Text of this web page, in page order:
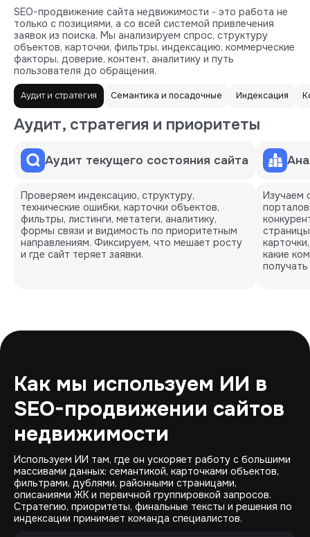
SEO-продвижение сайта недвижимости - это работа не
только с позициями, а со всей системой привлечения
заявок из поиска. Мы анализируем спрос, структуру
объектов, карточки, фильтры, индексацию, коммерческие
факторы, доверие, контент, аналитику и путь
пользователя до обращения.
Аудит и стратегия Семантика и посадочные Индексация
Аудит, стратегия и приоритеты
Аудит текущего состояния сайта
Проверяем индексацию, структуру,
технические ошибки, карточки объектов,
фильтры, листинги, метатеги, аналитику,
формы связи и видимость по приоритетным
направлениям. Фиксируем, что мешает росту
и где сайт теряет заявки.
Изучаем
какие
Как мы используем ИИ в
SEO-продвижении сайтов
недвижимости
Используем ИИ там, где он ускоряет работу с большими
массивами данных: семантикой, карточками объектов,
фильтрами, дублями, районными страницами,
описаниями ЖК и первичной группировкой запросов.
Стратегию, приоритеты, финальные тексты и решения по
индексации принимает команда специалистов.